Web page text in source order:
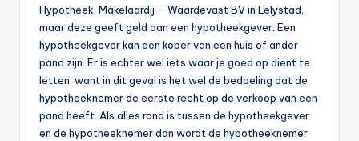
Hypotheek, Makelaardij – Waardevast BV in Lelystad,
maar deze geeft geld aan een hypotheekgever. Een
hypotheekgever kan een koper van een huis of ander
pand zijn. Er is echter wel iets waar je goed op dient te
letten, want in dit geval is het wel de bedoeling dat de
hypotheeknemer de eerste recht op de verkoop van een
pand heeft. Als alles rond is tussen de hypotheekgever
en de hypotheeknemer dan wordt de hypotheeknemer